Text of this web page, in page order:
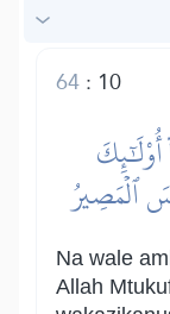
10
:
64
أُوْلَٰٓئِكَ
ٱلۡمَصِيرُ
Na wale
Allah